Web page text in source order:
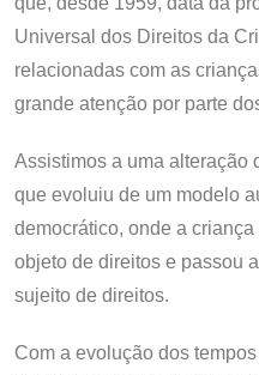
Universal dos Direitos da
relacionadas com as
grande atenção por parte
Assistimos a uma alteração
que evoluiu de um modelo
democrático, onde a
objeto de direitos e passou
sujeito de direitos.
Com a evolução dos